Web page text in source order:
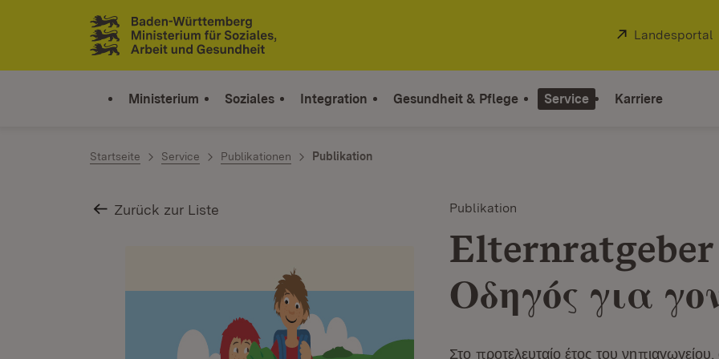
Zum Inhalt springen
Link zur Startseite
Extern:
Landesportal
Ministerium Soziales Integration Gesundheit & Pflege Service Karriere
Startseite Service Publikationen Publikation
Zurück zur Liste Publikation
Elternratgeber
Οδηγός για
Στο προτελευταίο έτος του